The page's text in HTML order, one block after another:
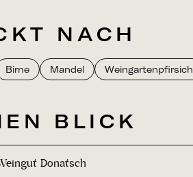
NACH
Birne Mandel Weingartenpfirsich
BLICK
Donatsch